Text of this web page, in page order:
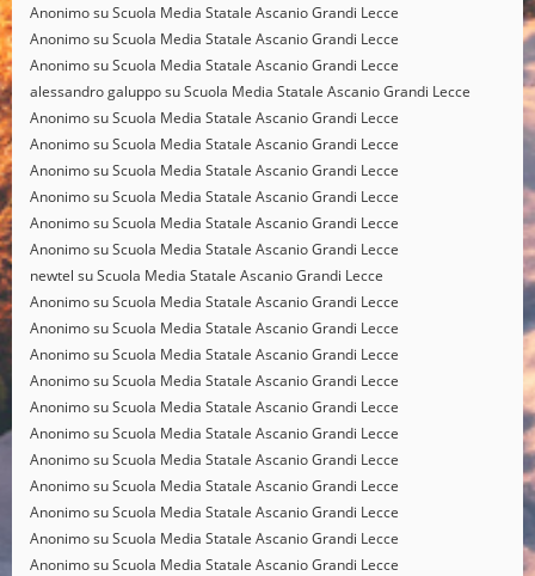
AnonimosuScuola Media Statale Ascanio Grandi Lecce
AnonimosuScuola Media Statale Ascanio Grandi Lecce
AnonimosuScuola Media Statale Ascanio Grandi Lecce
alessandro galupposuScuola Media Statale Ascanio Grandi Lecce
AnonimosuScuola Media Statale Ascanio Grandi Lecce
AnonimosuScuola Media Statale Ascanio Grandi Lecce
AnonimosuScuola Media Statale Ascanio Grandi Lecce
AnonimosuScuola Media Statale Ascanio Grandi Lecce
AnonimosuScuola Media Statale Ascanio Grandi Lecce
AnonimosuScuola Media Statale Ascanio Grandi Lecce
newtel suScuola Media Statale Ascanio Grandi Lecce
AnonimosuScuola Media Statale Ascanio Grandi Lecce
AnonimosuScuola Media Statale Ascanio Grandi Lecce
AnonimosuScuola Media Statale Ascanio Grandi Lecce
AnonimosuScuola Media Statale Ascanio Grandi Lecce
AnonimosuScuola Media Statale Ascanio Grandi Lecce
AnonimosuScuola Media Statale Ascanio Grandi Lecce
AnonimosuScuola Media Statale Ascanio Grandi Lecce
AnonimosuScuola Media Statale Ascanio Grandi Lecce
AnonimosuScuola Media Statale Ascanio Grandi Lecce
AnonimosuScuola Media Statale Ascanio Grandi Lecce
AnonimosuScuola Media Statale Ascanio Grandi Lecce